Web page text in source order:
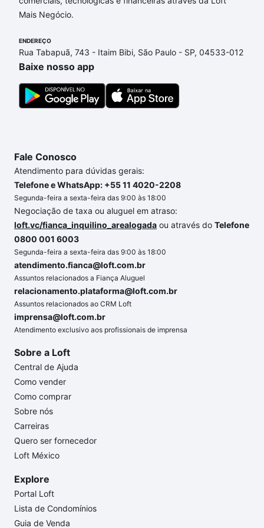
compra, veja em nosso portal
o imóvel dos seus sonhos com segurança e
conforto. Loft, com você até as chaves.
Mais Negócio.
ENDEREÇO
Rua Tabapuã, 743 - Itaim Bibi, São Paulo - SP, 04533-012
Baixe nosso app
Fale Conosco
Atendimento para dúvidas gerais:
Telefone e WhatsApp: +55 11 4020-2208
Segunda-feira a sexta-feira das 9:00 às 18:00
Negociação de taxa ou aluguel em atraso:
loft.vc/fianca_inquilino_arealogada ou através do Telefone
0800 001 6003
Segunda-feira a sexta-feira das 9:00 às 18:00
atendimento.fianca@loft.com.br
Assuntos relacionados a Fiança Aluguel
relacionamento.plataforma@loft.com.br
Assuntos relacionados ao CRM Loft
imprensa@loft.com.br
Atendimento exclusivo aos profissionais de imprensa
Sobre a Loft
Central de Ajuda
Como vender
Como comprar
Sobre nós
Carreiras
Quero ser fornecedor
Loft México
Explore
Portal Loft
Lista de Condomínios
Guia de Venda